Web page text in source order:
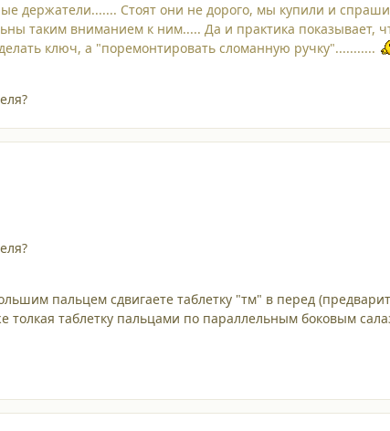
держатели....... Стоят они не дорого, мы купили и
таким вниманием к ним..... Да и практика показывает,
ключ, а "поремонтировать сломанную ручку"...........
пальцем сдвигаете таблетку "тм" в перед
таблетку пальцами по параллельным боковым